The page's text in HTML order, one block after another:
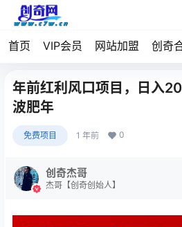
首页 VIP会员 网站加盟 创奇
年前红利风口项目，日入
波肥年
免费项目 1 年前 0
创奇杰哥
杰哥【创奇创始人】